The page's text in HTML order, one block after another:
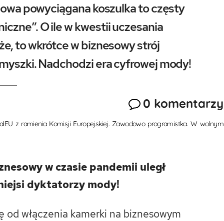
powyciągana koszulka to częsty
O ile w kwestii uczesania
to wkrótce w biznesowy strój
Nadchodzi era cyfrowej mody!
0 komentarzy
z ramienia Komisji Europejskiej. Zawodowo programistka. W wolnym
w czasie pandemii uległ
dyktatorzy mody!
od włączenia kamerki na biznesowym